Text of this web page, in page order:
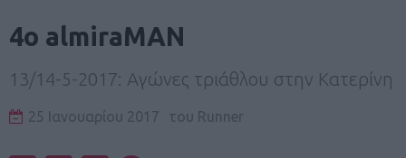
4ο almiraMAN
13/14-5-2017: Αγώνες τριάθλου στην Κατερίνη
25 Ιανουαρίου 2017 του Runner